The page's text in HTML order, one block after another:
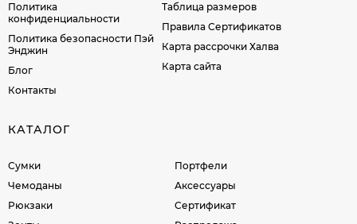
Политика
конфиденциальности
Политика безопасности Пэй
Энджин
Блог
Контакты
Таблица размеров
Правила Сертификатов
Карта рассрочки Халва
Карта сайта
КАТАЛОГ
Сумки
Чемоданы
Рюкзаки
Портфели
Аксессуары
Сертификат